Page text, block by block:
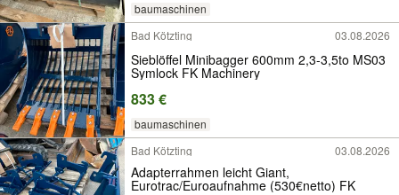
baumaschinen
Bad Kötzting
03.08.2026
Sieblöffel Minibagger 600mm 2,3-3,5to MS03
Symlock FK Machinery
833 €
baumaschinen
Bad Kötzting
03.08.2026
Adapterrahmen leicht Giant,
Eurotrac/Euroaufnahme (530€netto) FK